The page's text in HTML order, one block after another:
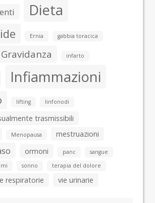
Dieta
Ernia gabbia toracica
Gravidanza infarto
Infiammazioni
lifting linfonodi
trasmissibili
Menopausa mestruazioni
ormoni panc
sangue
sonno terapia del dolore
respiratorie vie urinarie